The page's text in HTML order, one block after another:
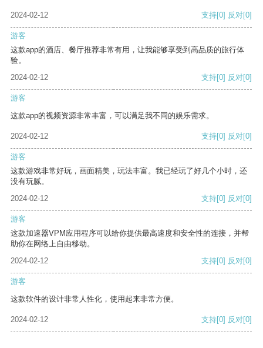
2024-02-12 支持[0] 反对[0]
游客
这款app的酒店、餐厅推荐非常有用，让我能够享受到高品质的旅行体
验。
2024-02-12
支持[0] 反对[0]
游客
这款app的视频资源非常丰富，可以满足我不同的娱乐需求。
2024-02-12 支持[0] 反对[0]
游客
这款游戏非常好玩，画面精美，玩法丰富。我已经玩了好几个小时，还
没有玩腻。
2024-02-12
支持[0] 反对[0]
游客
这款加速器VPM应用程序可以给你提供最高速度和安全性的连接，并帮
助你在网络上自由移动。
2024-02-12
支持[0] 反对[0]
游客
这款软件的设计非常人性化，使用起来非常方便。
2024-02-12 支持[0] 反对[0]